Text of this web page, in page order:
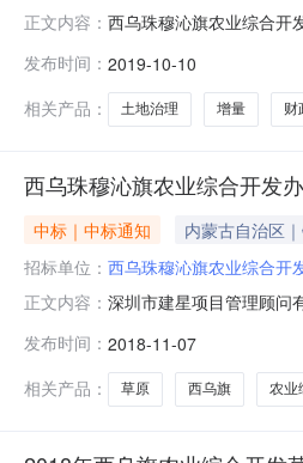
正文内容： 西乌珠穆沁旗农业综合开
对“2016年增量资金土地
政资金批准文件编
发布时间： 2019-10-10
相关产品：
土地治理 增量 财
西乌珠穆沁旗农业综合开发
中标｜中标通知
内蒙古自治区
招标单位： 西乌珠穆沁旗农业综合开
正文内容： 深圳市建星项目管理顾问
字2018[GKZB]017号二
草原
发布时间： 2018-11-07
相关产品：
草原 西乌旗 农业